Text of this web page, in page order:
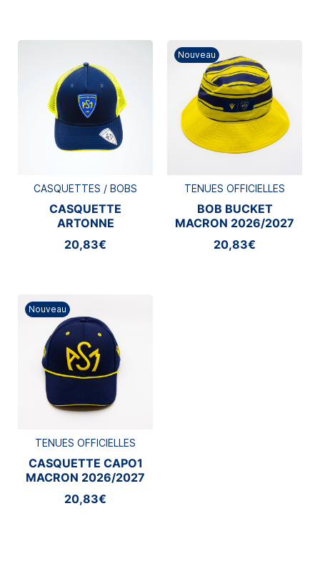
CASQUETTES / BOBS
CASQUETTE
ARTONNE
20,83€
Nouveau
TENUES OFFICIELLES
BOB BUCKET
MACRON 2026/2027
20,83€
Nouveau
TENUES OFFICIELLES
CASQUETTE CAPO1
MACRON 2026/2027
20,83€